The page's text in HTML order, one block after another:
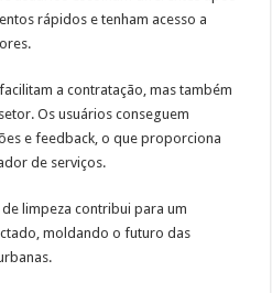
rápidos e tenham acesso a
a contratação, mas também
Os usuários conseguem
e feedback, o que proporciona
de serviços.
limpeza contribui para um
moldando o futuro das